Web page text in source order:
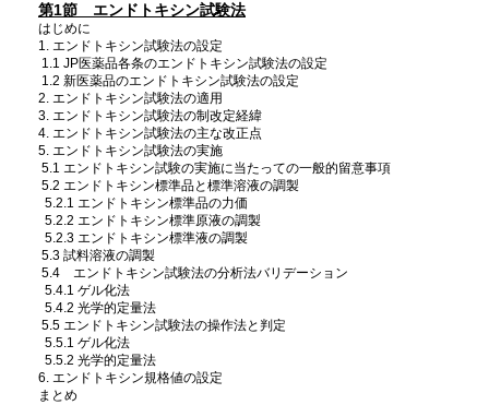
第1節 エンドトキシン試験法
はじめに
1. エンドトキシン試験法の設定
1.1 JP医薬品各条のエンドトキシン試験法の設定
1.2 新医薬品のエンドトキシン試験法の設定
2. エンドトキシン試験法の適用
3. エンドトキシン試験法の制改定経緯
4. エンドトキシン試験法の主な改正点
5. エンドトキシン試験法の実施
5.1 エンドトキシン試験の実施に当たっての一般的留意事項
5.2 エンドトキシン標準品と標準溶液の調製
5.2.1 エンドトキシン標準品の力価
5.2.2 エンドトキシン標準原液の調製
5.2.3 エンドトキシン標準液の調製
5.3 試料溶液の調製
5.4 エンドトキシン試験法の分析法バリデーション
5.4.1 ゲル化法
5.4.2 光学的定量法
5.5 エンドトキシン試験法の操作法と判定
5.5.1 ゲル化法
5.5.2 光学的定量法
6. エンドトキシン規格値の設定
まとめ